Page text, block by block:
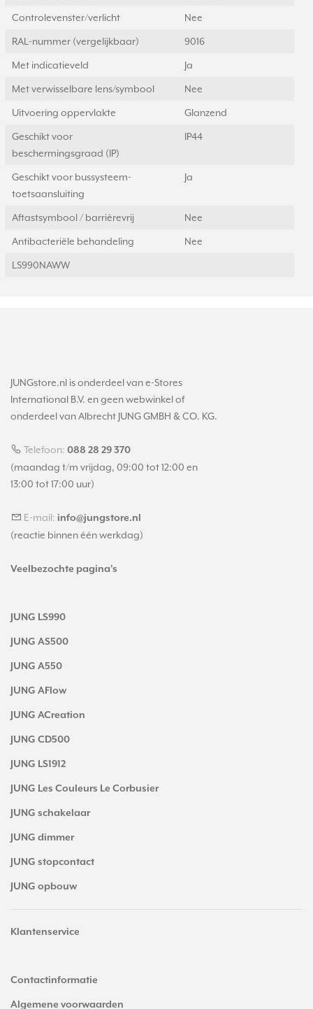
Controlevenster/verlicht Nee
RAL-nummer (vergelijkbaar) 9016
Met indicatieveld Ja
Met verwisselbare lens/symbool Nee
Uitvoering oppervlakte Glanzend
Geschikt voor
beschermingsgraad (IP)
IP44
Geschikt voor bussysteem-
toetsaansluiting
Ja
Aftastsymbool / barrièrevrij Nee
Antibacteriële behandeling Nee
LS990NAWW
JUNGstore.nl is onderdeel van e-Stores
International B.V. en geen webwinkel of
onderdeel van Albrecht JUNG GMBH & CO. KG.
Telefoon: 088 28 29 370
(maandag t/m vrijdag, 09:00 tot 12:00 en
13:00 tot 17:00 uur)
E-mail: info@jungstore.nl
(reactie binnen één werkdag)
Veelbezochte pagina's
JUNG LS990
JUNG AS500
JUNG A550
JUNG AFlow
JUNG ACreation
JUNG CD500
JUNG LS1912
JUNG Les Couleurs Le Corbusier
JUNG schakelaar
JUNG dimmer
JUNG stopcontact
JUNG opbouw
Klantenservice
Contactinformatie
Algemene voorwaarden